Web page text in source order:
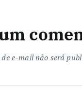
de e-mail não será